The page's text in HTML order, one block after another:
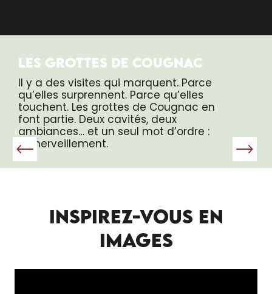
LES GROTTES DE COUGNAC
Il y a des visites qui marquent. Parce
qu’elles surprennent. Parce qu’elles
touchent. Les grottes de Cougnac en
font partie. Deux cavités, deux
ambiances… et un seul mot d’ordre :
l’émerveillement.
INSPIREZ-VOUS EN
IMAGES